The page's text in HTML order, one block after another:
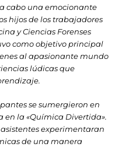
cabo una emocionante
hijos de los trabajadores
y Ciencias Forenses
como objetivo principal
al apasionante mundo
lúdicas que
se sumergieron en
en la «Química Divertida».
experimentaran
de una manera